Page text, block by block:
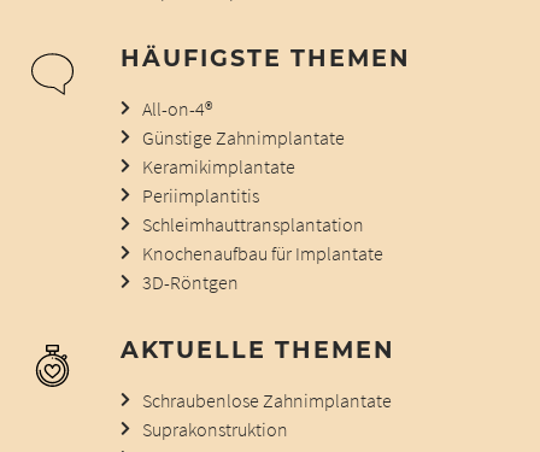
HÄUFIGSTE THEMEN
All-on-4®
Günstige Zahnimplantate
Keramikimplantate
Periimplantitis
Schleimhauttransplantation
Knochenaufbau für Implantate
3D-Röntgen
AKTUELLE THEMEN
Schraubenlose Zahnimplantate
Suprakonstruktion